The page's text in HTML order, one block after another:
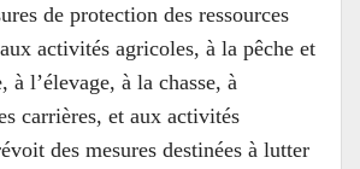
de protection des ressources
activités agricoles, à la pêche et
à l’élevage, à la chasse, à
carrières, et aux activités
des mesures destinées à lutter